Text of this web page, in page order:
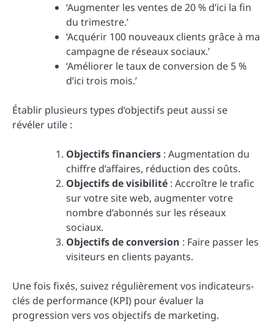
‘Augmenter les ventes de 20 % d’ici la fin
du trimestre.’
‘Acquérir 100 nouveaux clients grâce à ma
campagne de réseaux sociaux.’
‘Améliorer le taux de conversion de 5 %
d’ici trois mois.’
Établir plusieurs types d’objectifs peut aussi se
révéler utile :
Objectifs financiers : Augmentation du
chiffre d’affaires, réduction des coûts.
Objectifs de visibilité : Accroître le trafic
sur votre site web, augmenter votre
nombre d’abonnés sur les réseaux
sociaux.
Objectifs de conversion : Faire passer les
visiteurs en clients payants.
Une fois fixés, suivez régulièrement vos indicateurs-
clés de performance (KPI) pour évaluer la
progression vers vos objectifs de marketing.